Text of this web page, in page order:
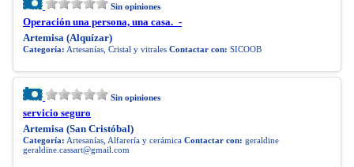
Sin opiniones
Operación una persona, una casa._-
Artemisa (Alquízar)
Categoría: Artesanías, Cristal y vitrales Contactar con: SICOOB
Sin opiniones
servicio seguro
Artemisa (San Cristóbal)
Categoría: Artesanías, Alfarería y cerámica Contactar con: geraldine
geraldine.cassart@gmail.com